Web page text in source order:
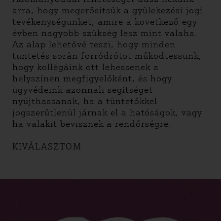
arra, hogy megerősítsük a gyülekezési jogi
tevékenységünket, amire a következő egy
évben nagyobb szükség lesz mint valaha.
Az alap lehetővé teszi, hogy minden
tüntetés során forródrótot működtessünk,
hogy kollégáink ott lehessenek a
helyszínen megfigyelőként, és hogy
ügyvédeink azonnali segítséget
nyújthassanak, ha a tüntetőkkel
jogszerűtlenül járnak el a hatóságok, vagy
ha valakit bevisznek a rendőrségre.
KIVÁLASZTOM